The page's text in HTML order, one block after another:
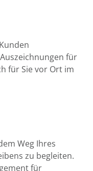
für
für Sie vor Ort im
Weg Ihres
zu begleiten.
für